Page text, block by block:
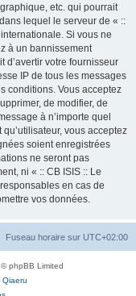
etc. qui pourrait
lequel le serveur de « ::
Si vous ne
à un bannissement
d’avertir votre fournisseur
IP de tous les messages
conditions. Vous acceptez
de modifier, de
à n’importe quel
vous acceptez
soient enregistrées
ne seront pas
ni « :: CB ISIS :: Le
en cas de
vos données.
Fuseau horaire sur UTC+02:00
phpBB Limited
Qiaeru